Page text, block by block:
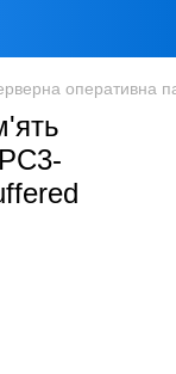
оперативна